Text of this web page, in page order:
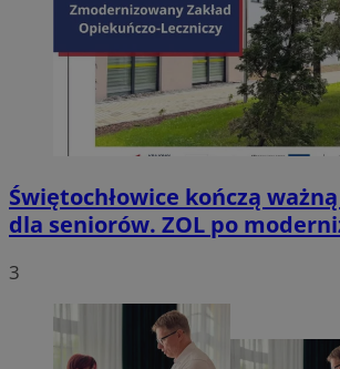
Świętochłowice kończą
dla seniorów. ZOL po
3